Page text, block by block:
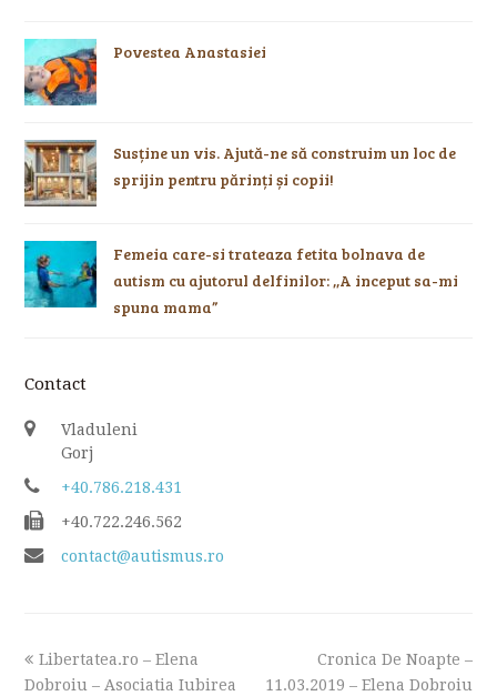
Povestea Anastasiei
Susține un vis. Ajută-ne să construim un loc de
sprijin pentru părinți și copii!
Femeia care-si trateaza fetita bolnava de
autism cu ajutorul delfinilor: ,,A inceput sa-mi
spuna mama”
Contact
Vladuleni
Gorj
+40.786.218.431
+40.722.246.562
contact@autismus.ro
previous
post:
Libertatea.ro – Elena
Dobroiu – Asociatia Iubirea
next
post:
Cronica De Noapte –
11.03.2019 – Elena Dobroiu